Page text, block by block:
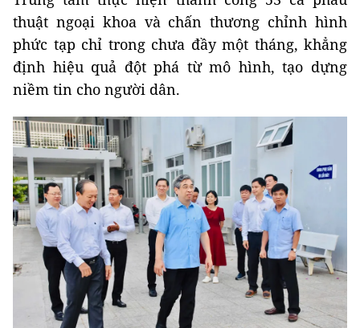
thuật ngoại khoa và chấn thương chỉnh hình
phức tạp chỉ trong chưa đầy một tháng, khẳng
định hiệu quả đột phá từ mô hình, tạo dựng
niềm tin cho người dân.